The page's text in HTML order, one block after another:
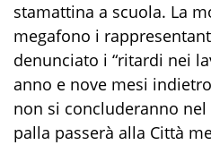
stamattina a scuola. La
megafono i
denunciato i “ritardi nei
anno e nove mesi
non si concluderanno nel
palla passerà alla Città